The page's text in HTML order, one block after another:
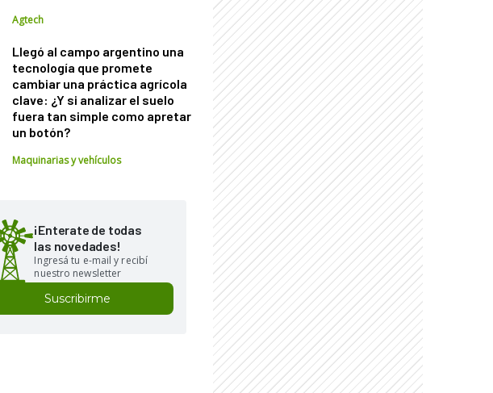
Agtech
Llegó al campo argentino una
tecnología que promete
cambiar una práctica agrícola
clave: ¿Y si analizar el suelo
fuera tan simple como apretar
un botón?
Maquinarias y vehículos
¡Enterate de todas
las novedades!
Ingresá tu e-mail y recibí
nuestro newsletter
Suscribirme